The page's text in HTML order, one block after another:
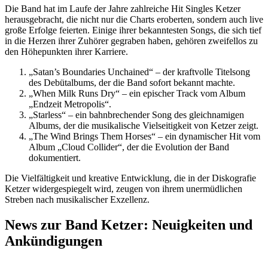
Die Band hat im Laufe der Jahre zahlreiche Hit Singles Ketzer
herausgebracht, die nicht nur die Charts eroberten, sondern auch live
große Erfolge feierten. Einige ihrer bekanntesten Songs, die sich tief
in die Herzen ihrer Zuhörer gegraben haben, gehören zweifellos zu
den Höhepunkten ihrer Karriere.
„Satan’s Boundaries Unchained“ – der kraftvolle Titelsong
des Debütalbums, der die Band sofort bekannt machte.
„When Milk Runs Dry“ – ein epischer Track vom Album
„Endzeit Metropolis“.
„Starless“ – ein bahnbrechender Song des gleichnamigen
Albums, der die musikalische Vielseitigkeit von Ketzer zeigt.
„The Wind Brings Them Horses“ – ein dynamischer Hit vom
Album „Cloud Collider“, der die Evolution der Band
dokumentiert.
Die Vielfältigkeit und kreative Entwicklung, die in der Diskografie
Ketzer widergespiegelt wird, zeugen von ihrem unermüdlichen
Streben nach musikalischer Exzellenz.
News zur Band Ketzer: Neuigkeiten und
Ankündigungen